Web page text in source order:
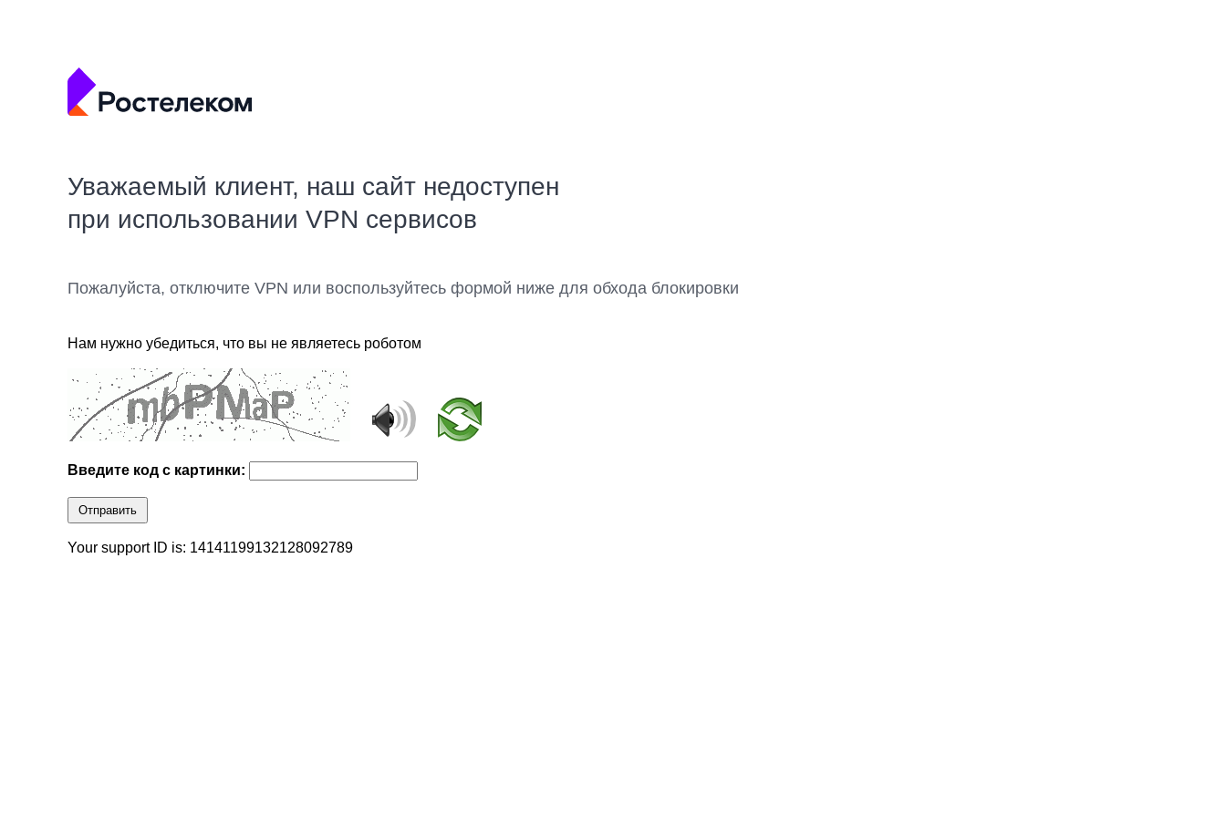
Уважаемый клиент, наш сайт недоступен
при использовании VPN сервисов
Пожалуйста, отключите VPN или воспользуйтесь формой ниже для обхода блокировки
Нам нужно убедиться, что вы не являетесь роботом
Введите код с картинки:
Отправить
Your support ID is: 14141199132128092789